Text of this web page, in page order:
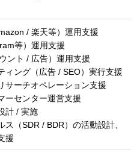
/ 楽天等）運用支援
等）運用支援
ント / 広告）運用支援
ィング（広告 / SEO）実行支援
サーチオペレーション支援
ーセンター運営支援
計 / 実施
ス（SDR / BDR）の活動設計、
援